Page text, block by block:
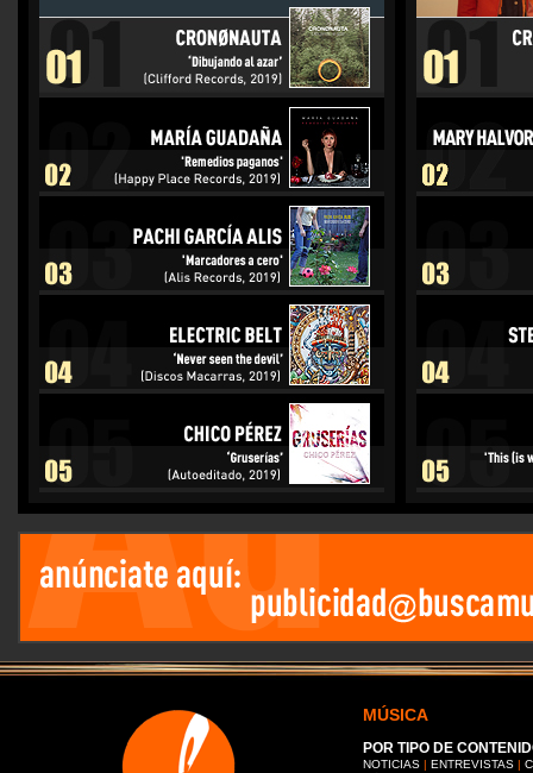
MÚSICA
POR TIPO DE
NOTICIAS | ENTREVISTAS |